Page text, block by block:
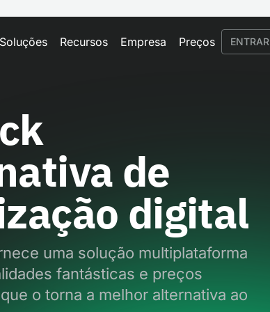
Soluções Recursos Empresa Preços ENTRAR
de
digital
uma solução multiplataforma
fantásticas e preços
o torna a melhor alternativa ao